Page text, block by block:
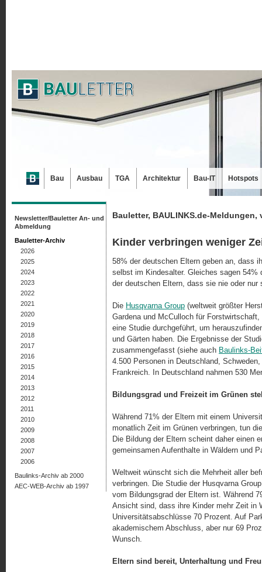
Bauletter, BAULINKS.de-Meldungen,
Kinder verbringen weniger
58% der deutschen Eltern geben an, dass
selbst im Kindesalter. Gleiches sagen
der deutschen Eltern, dass sie nie oder
Die Husqvarna Group (weltweit größter
Gardena und McCulloch für
eine Studie durchgeführt, um
und Gärten haben. Die Ergebnisse der
zusammengefasst (siehe auch Baulinks-
4.500 Personen in Deutschland,
Frankreich. In Deutschland nahmen 530
Bildungsgrad und Freizeit im Grünen
Während 71% der Eltern mit einem
monatlich Zeit im Grünen verbringen, tun
Die Bildung der Eltern scheint daher einen
gemeinsamen Aufenthalte in Wäldern und
Weltweit wünscht sich die Mehrheit aller
verbringen. Die Studie der Husqvarna
vom Bildungsgrad der Eltern ist. Während
Ansicht sind, dass ihre Kinder mehr Zeit in
Universitätsabschlüsse 70 Prozent. Auf
akademischem Abschluss, aber nur 69
Wunsch.
Eltern sind bereit, Unterhaltung und
Newsletter/Bauletter An- und
Abmeldung
Bauletter-Archiv
2026
2025
2024
2023
2022
2021
2020
2019
2018
2017
2016
2015
2014
2013
2012
2011
2010
2009
2008
2007
2006
Baulinks-Archiv ab 2000
AEC-WEB-Archiv ab 1997
Bau Ausbau TGA Architektur Bau-IT Hotspots